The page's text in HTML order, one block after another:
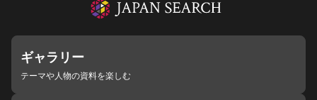
ギャラリー
テーマや人物の資料を楽しむ